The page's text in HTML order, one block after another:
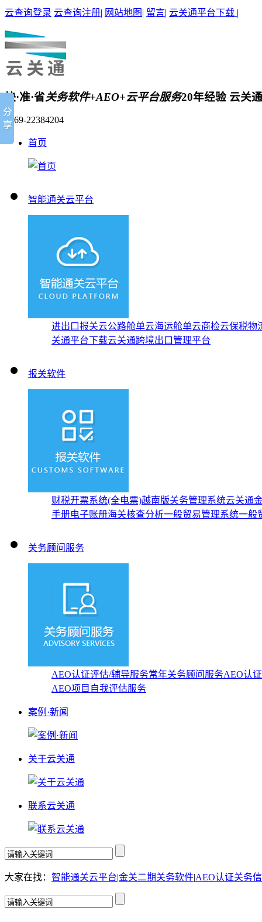
云查询登录 云查询注册| 网站地图 | 留言| 云关通平台下载 |
快·准·省关务软件+AEO+云平台服务20年经验 云关
0769-22384204
首页
智能通关云平台
进出口报关云公路舱单云海运舱单云商检云保税物
关通平台下载云关通跨境出口管理平台
报关软件
财税开票系统(全电票)越南版关务管理系统云关通
手册电子账册海关核查分析一般贸易管理系统一般
关务顾问服务
AEO认证评估/辅导服务常年关务顾问服务AEO认
AEO项目自我评估服务
案例·新闻
关于云关通
联系云关通
大家在找： 智能通关云平台|金关二期关务软件|AEO认证关务